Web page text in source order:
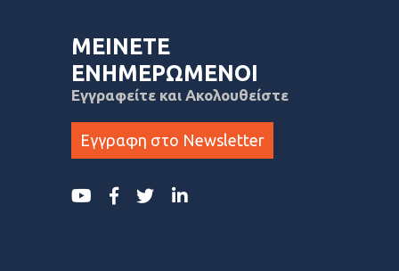
ΜΕΙΝΕΤΕ
ΕΝΗΜΕΡΩΜΕΝΟΙ
Εγγραφείτε και Ακολουθείστε
Εγγραφη στο Newsletter